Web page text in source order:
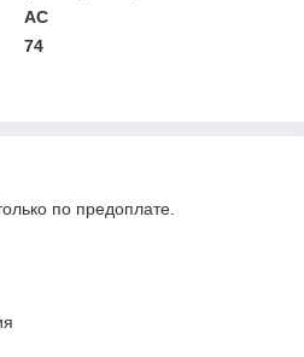
AC
74
по предоплате.